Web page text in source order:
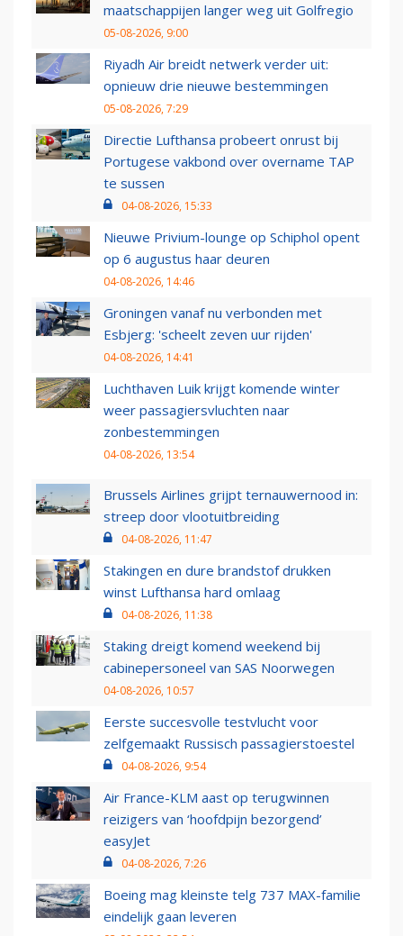
maatschappijen langer weg uit Golfregio
05-08-2026, 9:00
Riyadh Air breidt netwerk verder uit:
opnieuw drie nieuwe bestemmingen
05-08-2026, 7:29
Directie Lufthansa probeert onrust bij
Portugese vakbond over overname TAP
te sussen
04-08-2026, 15:33
Nieuwe Privium-lounge op Schiphol opent
op 6 augustus haar deuren
04-08-2026, 14:46
Groningen vanaf nu verbonden met
Esbjerg: 'scheelt zeven uur rijden'
04-08-2026, 14:41
Luchthaven Luik krijgt komende winter
weer passagiersvluchten naar
zonbestemmingen
04-08-2026, 13:54
Brussels Airlines grijpt ternauwernood in:
streep door vlootuitbreiding
04-08-2026, 11:47
Stakingen en dure brandstof drukken
winst Lufthansa hard omlaag
04-08-2026, 11:38
Staking dreigt komend weekend bij
cabinepersoneel van SAS Noorwegen
04-08-2026, 10:57
Eerste succesvolle testvlucht voor
zelfgemaakt Russisch passagierstoestel
04-08-2026, 9:54
Air France-KLM aast op terugwinnen
reizigers van ‘hoofdpijn bezorgend’
easyJet
04-08-2026, 7:26
Boeing mag kleinste telg 737 MAX-familie
eindelijk gaan leveren